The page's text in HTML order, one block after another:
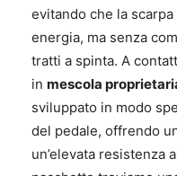
evitando che la
energia, ma senza
tratti a spinta. A
in mescola
sviluppato in modo
del pedale, offrendo
un’elevata resistenza